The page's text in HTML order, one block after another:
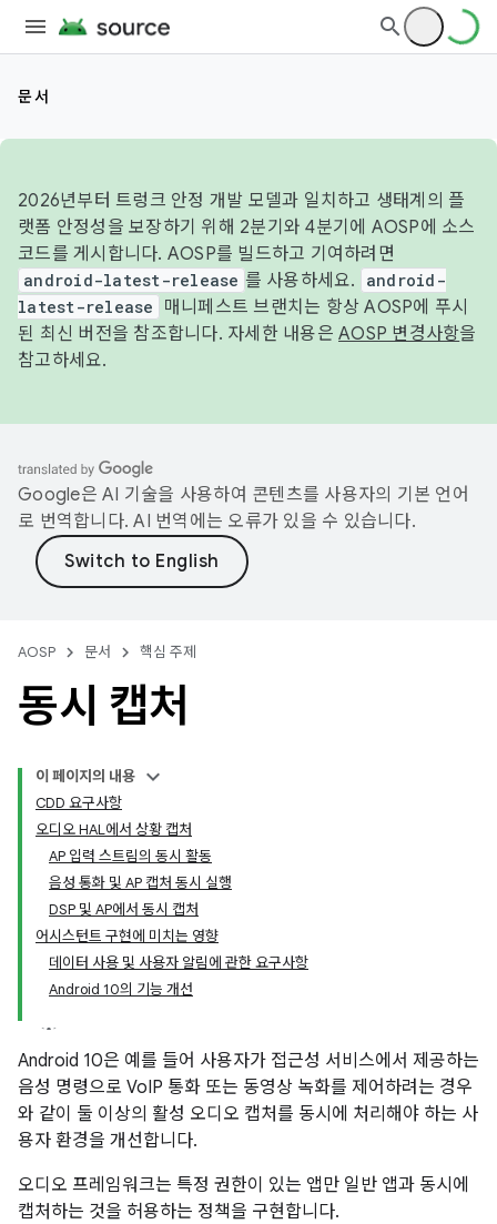
문서
2026년부터 트렁크 안정 개발 모델과 일치하고 생태계의 플
랫폼 안정성을 보장하기 위해 2분기와 4분기에 AOSP에 소스
코드를 게시합니다. AOSP를 빌드하고 기여하려면
android-latest-release 를 사용하세요.
android-
latest-release
매니페스트 브랜치는 항상 AOSP에 푸시
된 최신 버전을 참조합니다. 자세한 내용은 AOSP 변경사항을
참고하세요.
Google은 AI 기술을 사용하여 콘텐츠를 사용자의 기본 언어
로 번역합니다. AI 번역에는 오류가 있을 수 있습니다.
AOSP 문서 핵심 주제
동시 캡처
이 페이지의 내용
CDD 요구사항
오디오 HAL에서 상황 캡처
AP 입력 스트림의 동시 활동
음성 통화 및 AP 캡처 동시 실행
DSP 및 AP에서 동시 캡처
어시스턴트 구현에 미치는 영향
데이터 사용 및 사용자 알림에 관한 요구사항
Android 10의 기능 개선
Android 10은 예를 들어 사용자가 접근성 서비스에서 제공하는
음성 명령으로 VoIP 통화 또는 동영상 녹화를 제어하려는 경우
와 같이 둘 이상의 활성 오디오 캡처를 동시에 처리해야 하는 사
용자 환경을 개선합니다.
오디오 프레임워크는 특정 권한이 있는 앱만 일반 앱과 동시에
캡처하는 것을 허용하는 정책을 구현합니다.